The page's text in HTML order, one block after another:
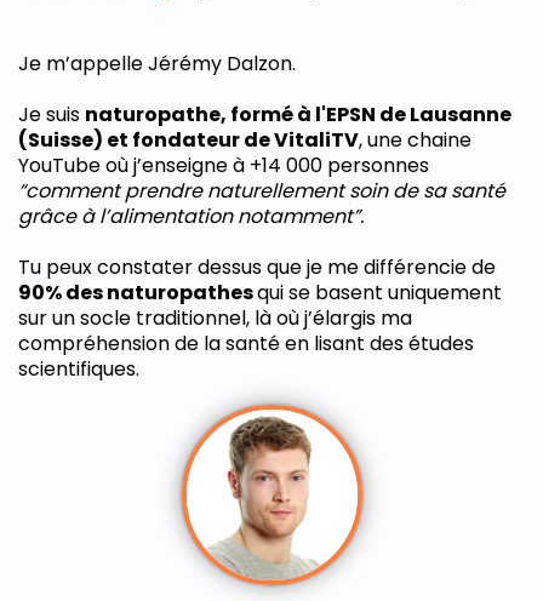
Je m’appelle Jérémy Dalzon.
Je suis naturopathe, formé à l'EPSN de Lausanne
(Suisse) et fondateur de VitaliTV, une chaine
YouTube où j’enseigne à +14 000 personnes
“comment prendre naturellement soin de sa santé
grâce à l’alimentation notamment”.
Tu peux constater dessus que je me différencie de
90% des naturopathesqui se basent uniquement
sur un socle traditionnel, là où j’élargis ma
compréhension de la santé en lisant des études
scientifiques.